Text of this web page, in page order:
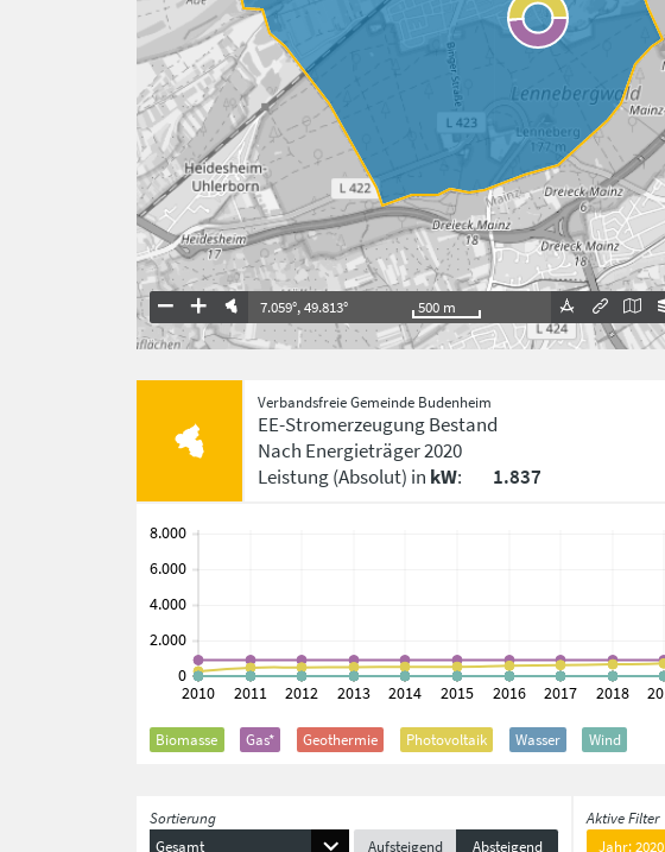
7.059°,49.813° 500 m
Verbandsfreie Gemeinde Budenheim
EE-Stromerzeugung Bestand
Nach Energieträger2020
Leistung(Absolut) in kW: 1.837
Biomasse Gas* Geothermie Photovoltaik Wasser Wind
Sortierung
Gesamt
Aufsteigend Absteigend
Aktive Filter
Jahr: 2020